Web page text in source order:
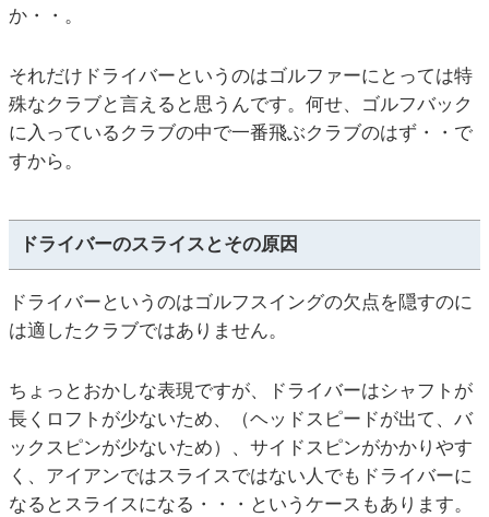
か・・。
それだけドライバーというのはゴルファーにとっては特
殊なクラブと言えると思うんです。何せ、ゴルフバック
に入っているクラブの中で一番飛ぶクラブのはず・・で
すから。
ドライバーのスライスとその原因
ドライバーというのはゴルフスイングの欠点を隠すのに
は適したクラブではありません。
ちょっとおかしな表現ですが、ドライバーはシャフトが
長くロフトが少ないため、（ヘッドスピードが出て、バ
ックスピンが少ないため）、サイドスピンがかかりやす
く、アイアンではスライスではない人でもドライバーに
なるとスライスになる・・・というケースもあります。